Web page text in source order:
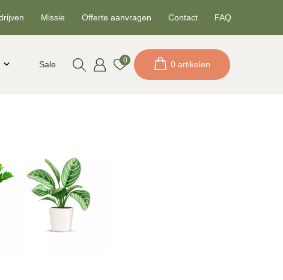
Missie Offerte aanvragen Contact FAQ
Sale 0 0 artikelen